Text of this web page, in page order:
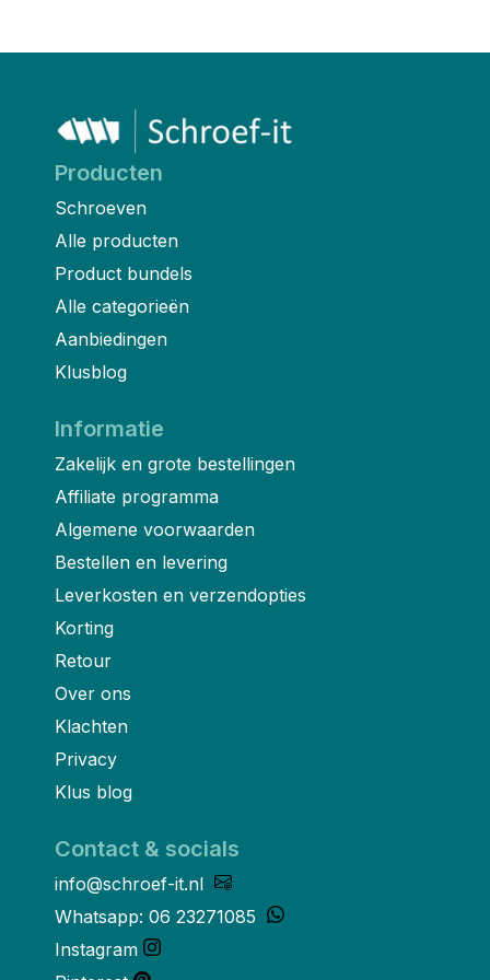
Producten
Schroeven
Alle producten
Product bundels
Alle categorieën
Aanbiedingen
Klusblog
Informatie
Zakelijk en grote bestellingen
Affiliate programma
Algemene voorwaarden
Bestellen en levering
Leverkosten en verzendopties
Korting
Retour
Over ons
Klachten
Privacy
Klus blog
Contact & socials
info@schroef-it.nl
Whatsapp: 06 23271085
Instagram